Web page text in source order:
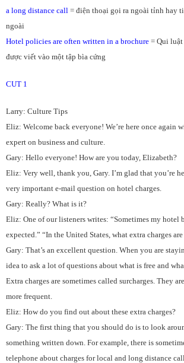
a long distance call = điện thoại gọi ra ngoài tỉnh hay
ngoài
Hotel policies are often written in a brochure = Qui luật
được viết vào một tập bìa cứng
CUT 1
Larry: Culture Tips
Eliz: Welcome back everyone! We’re here once again
expert on business and culture.
Gary: Hello everyone! How are you today, Elizabeth?
Eliz: Very well, thank you, Gary. I’m glad that you’re
very important e-mail question on hotel charges.
Gary: Really? What is it?
Eliz: One of our listeners writes: “Sometimes my hotel
expected.” “In the United States, what extra charges
Gary: That’s an excellent question. When you are
idea to ask a lot of questions about what is free and
Extra charges are sometimes called surcharges. They
more frequent.
Eliz: How do you find out about these extra charges?
Gary: The first thing that you should do is to look
something written down. For example, there is
telephone about charges for local and long distance